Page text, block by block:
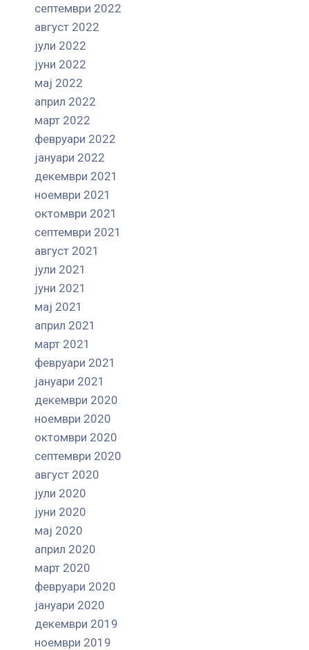
септември 2022
август 2022
јули 2022
јуни 2022
мај 2022
април 2022
март 2022
февруари 2022
јануари 2022
декември 2021
ноември 2021
октомври 2021
септември 2021
август 2021
јули 2021
јуни 2021
мај 2021
април 2021
март 2021
февруари 2021
јануари 2021
декември 2020
ноември 2020
октомври 2020
септември 2020
август 2020
јули 2020
јуни 2020
мај 2020
април 2020
март 2020
февруари 2020
јануари 2020
декември 2019
ноември 2019